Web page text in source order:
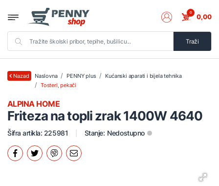
Traži
0 0,00
Nazad Naslovna PENNY plus
Kućanski aparati i bijela tehnika
Tosteri, pekači
Friteza na topli zrak 1400W 4640
ALPINA HOME
Šifra artikla: 225981 Stanje: Nedostupno